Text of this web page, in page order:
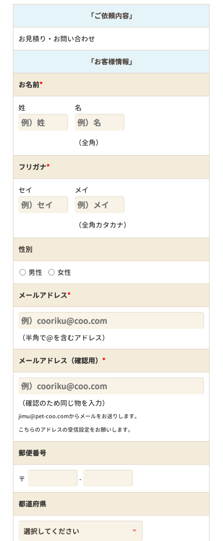
「ご依頼内容」
お見積り・お問い合わせ
「お客様情報」
お名前*
姓 名
（全角）
フリガナ*
セイ メイ
（全角カタカナ）
性別
男性 女性
メールアドレス*
（半角で@を含むアドレス）
メールアドレス（確認用） *
（確認のため同じ物を入力）
jimu@pet-coo.comからメールをお送りします。
こちらのアドレスの受信設定をお願いします。
郵便番号
〒 -
都道府県